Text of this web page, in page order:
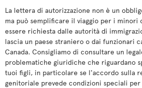
La lettera di autorizzazione non è un
ma può semplificare il viaggio per i minori
essere richiesta dalle autorità di
lascia un paese straniero o dai funzionari
Canada. Consigliamo di consultare un
problematiche giuridiche che riguardano
tuoi figli, in particolare se l'accordo sulla
genitoriale prevede condizioni speciali